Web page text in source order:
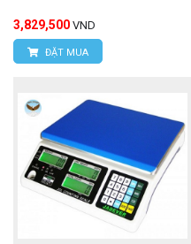
3,829,500 VND
ĐẶT MUA